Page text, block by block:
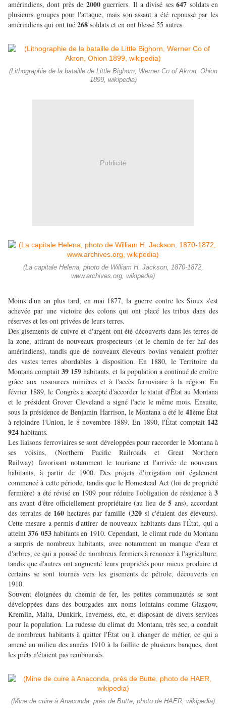
amérindiens, dont près de 2000 guerriers. Il a divisé ses647 soldats en
plusieurs groupes pour l'attaque, mais son assaut a été repoussé par les
amérindiens qui ont tué 268 soldats et en ont blessé 55 autres.
(Lithographie de la bataille de Little Bighorn, Werner Co of Akron, Ohion
1899, wikipedia)
Publicité
(La capitale Helena, photo de William H. Jackson, 1870-1872,
www.archives.org, wikipedia)
Moins d'un an plus tard, en mai 1877, la guerre contre les Sioux s'est
achevée par une victoire des colons qui ont placé les tribus dans des
réserves et les ont privées de leurs terres.
Des gisements de cuivre et d'argent ont été découverts dans les terres de
la zone, attirant de nouveaux prospecteurs (et le chemin de fer haï des
amérindiens), tandis que de nouveaux éleveurs bovins venaient profiter
des vastes terres abordables à disposition. En 1880, le Territoire du
Montana comptait39 159habitants, et la population a continué de croître
grâce aux ressources minières et à l'accès ferroviaire à la région. En
février 1889, le Congrès a accepté d'accorder le statut d'État au Montana
et le président Grover Cleveland a signé l'acte le même mois. Ensuite,
sous la présidence de Benjamin Harrison, le Montana a été le 41ème État
à rejoindre l'Union, le 8 novembre 1889. En 1890, l'État comptait 142
924 habitants.
Les liaisons ferroviaires se sont développées pour raccorder le Montana à
ses voisins, (Northern Pacific Railroads et Great Northern
Railway) favorisant notamment le tourisme et l'arrivée de nouveaux
habitants, à partir de 1900. Des projets d'irrigation ont également
commencé à cette période, tandis que le Homestead Act (loi de propriété
fermière) a été révisé en 1909 pour réduire l'obligation de résidence à 3
ans avant d'être officiellement propriétaire (au lieu de5 ans), accordant
des terrains de 160hectares par famille (320 si c'étaient des éleveurs).
Cette mesure a permis d'attirer de nouveaux habitants dans l'État, qui a
atteint376 053habitants en 1910. Cependant, le climat rude du Montana
a surpris de nombreux habitants, avec notamment un manque d'eau et
d'arbres, ce qui a poussé de nombreux fermiers à renoncer à l'agriculture,
tandis que d'autres ont augmenté leurs propriétés pour mieux produire et
certains se sont tournés vers les gisements de pétrole, découverts en
1910.
Souvent éloignées du chemin de fer, les petites communautés se sont
développées dans des bourgades aux noms lointains comme Glasgow,
Kremlin, Malta, Dunkirk, Inverness, etc, et disposant de divers services
pour la population. La rudesse du climat du Montana, très sec, a conduit
de nombreux habitants à quitter l'État ou à changer de métier, ce qui a
amené au milieu des années 1910 à la faillite de plusieurs banques, dont
les prêts n'étaient pas remboursés.
(Mine de cuire à Anaconda, près de Butte, photo de HAER, wikipedia)